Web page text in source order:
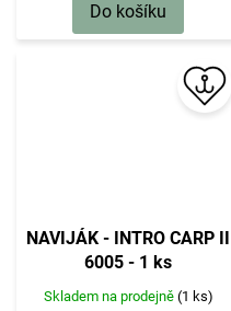
Do košíku
NAVIJÁK - INTRO CARP II
6005 - 1 ks
Skladem na prodejně (1 ks)